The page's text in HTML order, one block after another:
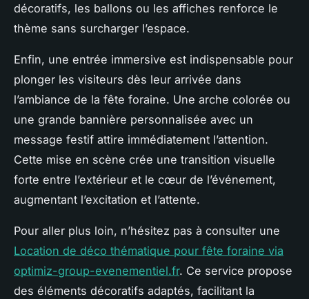
décoratifs, les ballons ou les affiches renforce le
thème sans surcharger l’espace.
Enfin, une entrée immersive est indispensable pour
plonger les visiteurs dès leur arrivée dans
l’ambiance de la fête foraine. Une arche colorée ou
une grande bannière personnalisée avec un
message festif attire immédiatement l’attention.
Cette mise en scène crée une transition visuelle
forte entre l’extérieur et le cœur de l’événement,
augmentant l’excitation et l’attente.
Pour aller plus loin, n’hésitez pas à consulter une
Location de déco thématique pour fête foraine via
optimiz-group-evenementiel.fr. Ce service propose
des éléments décoratifs adaptés, facilitant la